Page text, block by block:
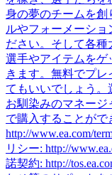
身の夢のチームを創
ルやフォーメーショ
ださい。そして各
選手やアイテムをゲ
きます。無料でプ
てもいいでしょう。
お馴染みのマネー
で購入することがで
http://www.ea.com/
リシー: http://
諾契約: http://